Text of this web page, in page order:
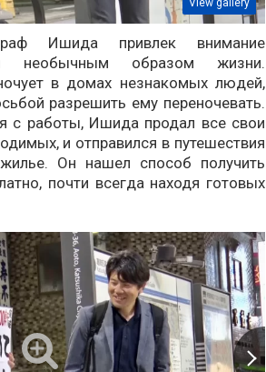
Ишида привлек внимание
необычным образом жизни.
в домах незнакомых людей,
разрешить ему переночевать.
с работы, Ишида продал все свои
и отправился в путешествия
Он нашел способ получить
почти всегда находя готовых